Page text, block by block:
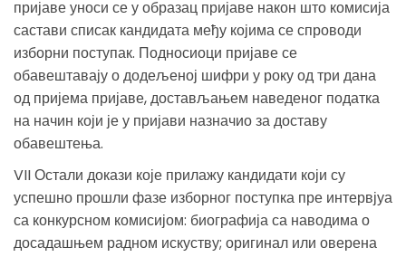
пријаве уноси се у образац пријаве након што комисија
састави списак кандидата међу којима се спроводи
изборни поступак. Подносиоци пријаве се
обавештавају о додељеној шифри у року од три дана
од пријема пријаве, достављањем наведеног податка
на начин који је у пријави назначио за доставу
обавештења.
VII Остали докази које прилажу кандидати који су
успешно прошли фазе изборног поступка пре интервјуа
са конкурсном комисијом: биографија са наводима о
досадашњем радном искуству; оригинал или оверена